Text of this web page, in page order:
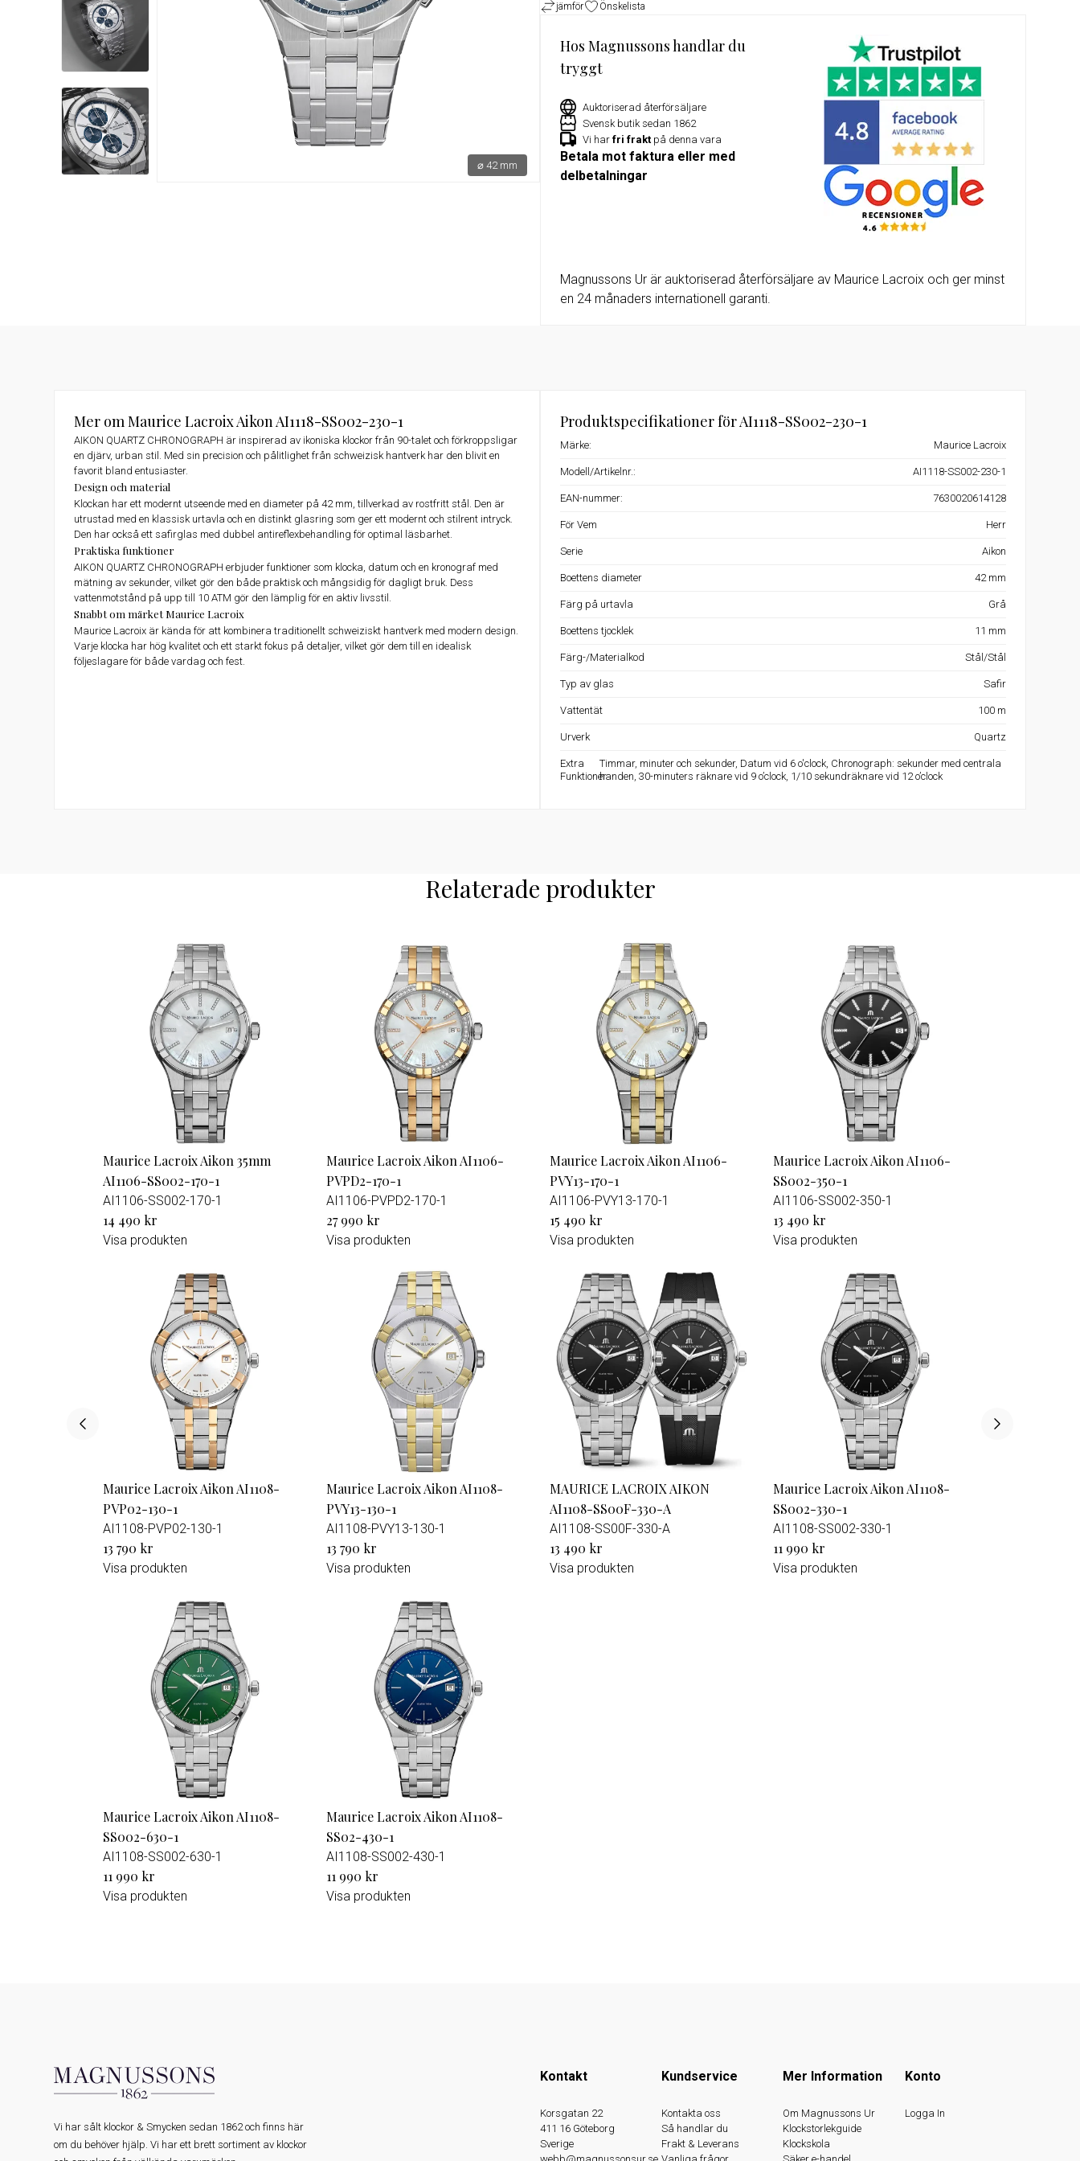
Damklockor Barnklockor
medlemmar – 15% rabatt på utvalda
klockor hos Magnussons Ur
⌀ 42 mm
jämför Önskelista
Hos Magnussons handlar du
tryggt
Auktoriserad återförsäljare
Svensk butik sedan 1862
Vi har fri frakt på denna vara
Betala mot faktura eller med
delbetalningar
Magnussons Ur är auktoriserad återförsäljare av Maurice Lacroix och ger minst
en 24 månaders internationell garanti.
Mer om Maurice Lacroix Aikon AI1118-SS002-230-1
AIKON QUARTZ CHRONOGRAPH är inspirerad av ikoniska klockor från 90-talet och förkroppsligar
en djärv, urban stil. Med sin precision och pålitlighet från schweizisk hantverk har den blivit en
favorit bland entusiaster.
Design och material
Klockan har ett modernt utseende med en diameter på 42 mm, tillverkad av rostfritt stål. Den är
utrustad med en klassisk urtavla och en distinkt glasring som ger ett modernt och stilrent intryck.
Den har också ett safirglas med dubbel antireflexbehandling för optimal läsbarhet.
Praktiska funktioner
AIKON QUARTZ CHRONOGRAPH erbjuder funktioner som klocka, datum och en kronograf med
mätning av sekunder, vilket gör den både praktisk och mångsidig för dagligt bruk. Dess
vattenmotstånd på upp till 10 ATM gör den lämplig för en aktiv livsstil.
Snabbt om märket Maurice Lacroix
Maurice Lacroix är kända för att kombinera traditionellt schweiziskt hantverk med modern design.
Varje klocka har hög kvalitet och ett starkt fokus på detaljer, vilket gör dem till en idealisk
följeslagare för både vardag och fest.
Produktspecifikationer för AI1118-SS002-230-1
Märke: Maurice Lacroix
Modell/Artikelnr.: AI1118-SS002-230-1
EAN-nummer: 7630020614128
För Vem Herr
Serie Aikon
Boettens diameter 42 mm
Färg på urtavla Grå
Boettens tjocklek 11 mm
Färg-/Materialkod Stål/Stål
Typ av glas Safir
Vattentät 100 m
Urverk Quartz
Extra
Funktioner
Timmar, minuter och sekunder, Datum vid 6 o'clock, Chronograph: sekunder med centrala
handen, 30-minuters räknare vid 9 o’clock, 1/10 sekundräknare vid 12 o’clock
Relaterade produkter
Maurice Lacroix Aikon 35mm
AI1106-SS002-170-1
AI1106-SS002-170-1
14 490 kr
Visa produkten
Maurice Lacroix Aikon AI1106-
PVPD2-170-1
AI1106-PVPD2-170-1
27 990 kr
Visa produkten
Maurice Lacroix Aikon AI1106-
PVY13-170-1
AI1106-PVY13-170-1
15 490 kr
Visa produkten
Maurice Lacroix Aikon AI1106-
SS002-350-1
AI1106-SS002-350-1
13 490 kr
Visa produkten
Maurice Lacroix Aikon AI1108-
PVP02-130-1
AI1108-PVP02-130-1
13 790 kr
Visa produkten
Maurice Lacroix Aikon AI1108-
PVY13-130-1
AI1108-PVY13-130-1
13 790 kr
Visa produkten
MAURICE LACROIX AIKON
AI1108-SS00F-330-A
AI1108-SS00F-330-A
13 490 kr
Visa produkten
Maurice Lacroix Aikon AI1108-
SS002-330-1
AI1108-SS002-330-1
11 990 kr
Visa produkten
Maurice Lacroix Aikon AI1108-
SS002-630-1
AI1108-SS002-630-1
11 990 kr
Visa produkten
Maurice Lacroix Aikon AI1108-
SS02-430-1
AI1108-SS002-430-1
11 990 kr
Visa produkten
Vi har sålt klockor & Smycken sedan 1862 och finns här
om du behöver hjälp. Vi har ett brett sortiment av klockor
Kontakt
Korsgatan 22
411 16 Göteborg
Sverige
Kundservice
Kontakta oss
Så handlar du
Frakt & Leverans
Mer Information
Om Magnussons Ur
Klockstorlekguide
Klockskola
Konto
Logga In